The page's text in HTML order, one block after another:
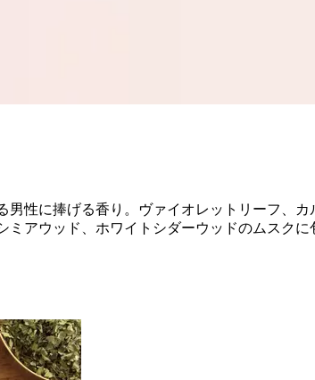
男性に捧げる香り。ヴァイオレットリーフ、
アウッド、ホワイトシダーウッドのムスクに